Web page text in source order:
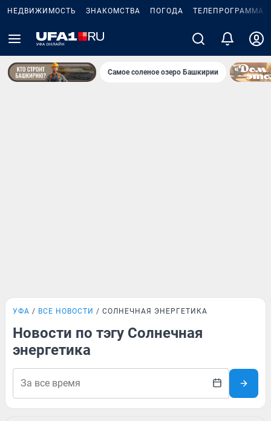
НЕДВИЖИМОСТЬ ЗНАКОМСТВА ПОГОДА ТЕЛЕПРОГРАММА
Самое соленое озеро Башкирии
УФА ВСЕ НОВОСТИ СОЛНЕЧНАЯ ЭНЕРГЕТИКА
Новости по тэгу Солнечная
энергетика